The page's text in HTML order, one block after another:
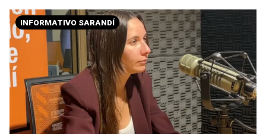
INFORMATIVO SARANDÍ